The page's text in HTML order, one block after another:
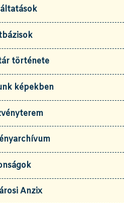
története
képekben
Anzix